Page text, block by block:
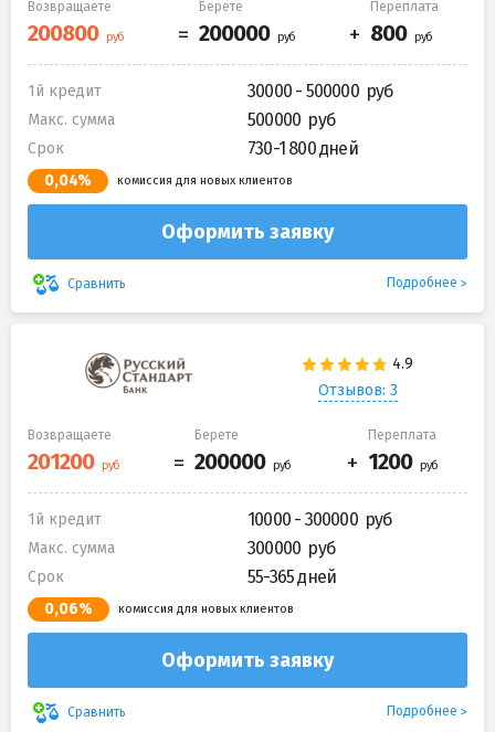
Возвращаете Берете Переплата
1й кредит 30000 - 500000
Макс. сумма 500000
Срок 730-1 800 дней
0,04% комиссия для новых клиентов
Оформить заявку
Сравнить Подробнее
Отзывов: 3
Возвращаете Берете Переплата
1й кредит 10000 - 300000
Макс. сумма 300000
Срок 55-365 дней
0,06% комиссия для новых клиентов
Оформить заявку
Сравнить Подробнее